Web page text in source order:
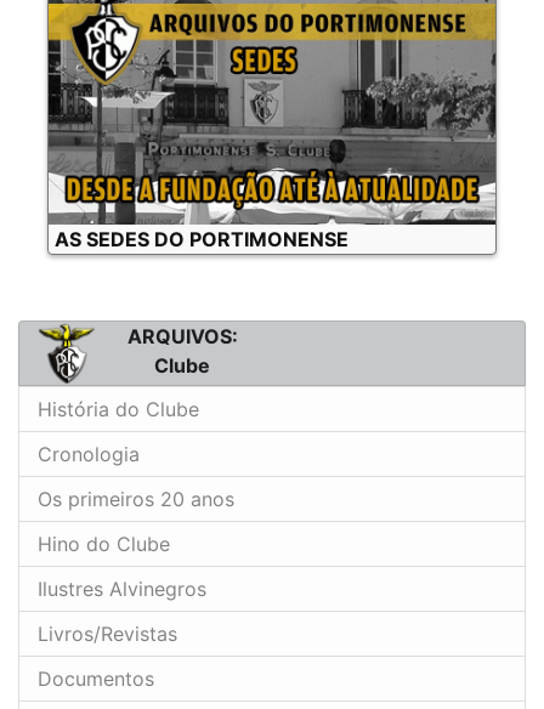
AS SEDES DO PORTIMONENSE
ARQUIVOS:
Clube
História do Clube
Cronologia
Os primeiros 20 anos
Hino do Clube
Ilustres Alvinegros
Livros/Revistas
Documentos